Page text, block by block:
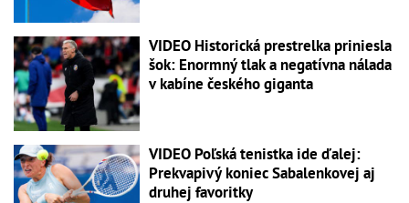
VIDEO Historická prestrelka priniesla
šok: Enormný tlak a negatívna nálada
v kabíne českého giganta
VIDEO Poľská tenistka ide ďalej:
Prekvapivý koniec Sabalenkovej aj
druhej favoritky